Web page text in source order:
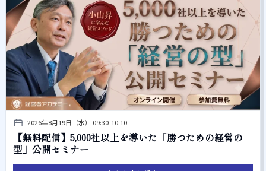
2026年8月19日（水） 09:30-10:10
【無料配信】5,000社以上を導いた「勝つための経営の
型」公開セミナー